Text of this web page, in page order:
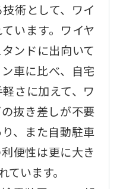
術として、ワイ
います。ワイヤ
ンドに出向いて
車に比べ、自宅
さに加えて、ワ
抜き差しが不要
、また自動駐車
便性は更に大き
ています。